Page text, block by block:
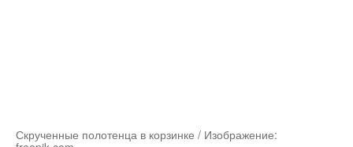
Скрученные полотенца в корзинке / Изображение: